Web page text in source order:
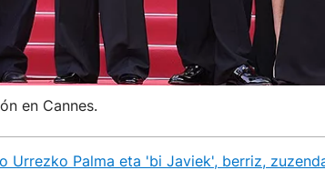
en Cannes.
Urrezko Palma eta 'bi Javiek', berriz,